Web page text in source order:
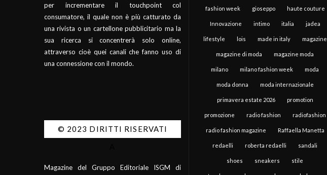
per incrementare il touchpoint col
consumatore, il quale non è più catturato da
una rivista o un cartellone pubblicitario ma la
sua ricerca si concentrerà solo online,
attraverso cioè quei canali che fanno uso di
una connessione con il mondo.
© 2023 DIRITTI RISERVATI
Magazine del Gruppo Editoriale ISGM di
fashion week gioseppo haute couture
Innovazione intimo italia jadea
lifestyle lois made in italy magazine
magazine di moda magazine moda
milano milano fashion week moda
moda donna moda internazionale
primavera estate 2026 promotion
promozione radio fashion radiofashion
radio fashion magazine Raffaella Manetta
redaelli roberta redaelli sandali
shoes sneakers stile